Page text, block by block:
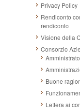
Privacy Policy
Rendiconto
rendiconto
Visione della
Consorzio
Buone
Lettera ai